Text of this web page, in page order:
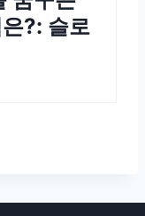
?: 슬로